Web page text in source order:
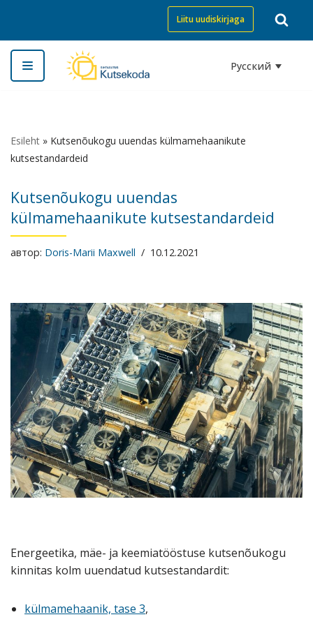
Перейти
к
содержимому
Liitu uudiskirjaga
Русский
Esileht » Kutsenõukogu uuendas külmamehaanikute
kutsestandardeid
Kutsenõukogu uuendas
külmamehaanikute kutsestandardeid
автор: Doris-Marii Maxwell 10.12.2021
Energeetika, mäe- ja keemiatööstuse kutsenõukogu
kinnitas kolm uuendatud kutsestandardit:
külmamehaanik, tase 3,